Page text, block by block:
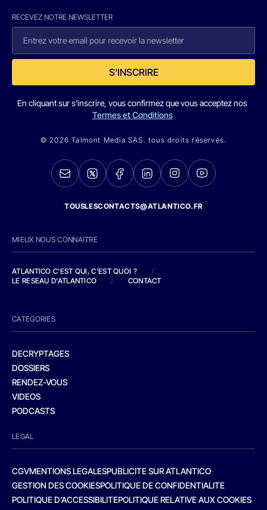
RECEVEZ NOTRE NEWSLETTER
S'INSCRIRE
En cliquant sur s'inscrire, vous confirmez que vous acceptez nos
Termes et Conditions
© 2026 Talmont Media SAS. tous droits réservés.
TOUSLESCONTACTS@ATLANTICO.FR
MIEUX NOUS CONNAITRE
ATLANTICO C'EST QUI, C'EST QUOI ?
/
LE RESEAU D'ATLANTICO
/ CONTACT
CATEGORIES
DECRYPTAGES
DOSSIERS
RENDEZ-VOUS
VIDEOS
PODCASTS
LEGAL
CGVMENTIONS LEGALESPUBLICITE SUR ATLANTICO
GESTION DES COOKIESPOLITIQUE DE CONFIDENTIALITE
POLITIQUE D’ACCESSIBILITEPOLITIQUE RELATIVE AUX COOKIES